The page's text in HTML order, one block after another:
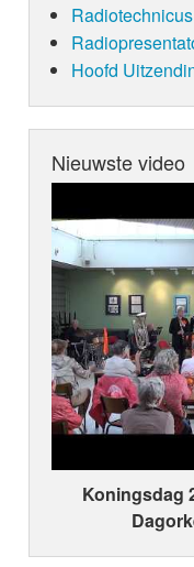
Radiotechnicus
Hoofd
Nieuwste video
Koningsdag